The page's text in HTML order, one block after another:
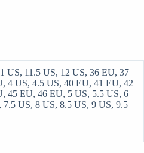
US, 11.5 US, 12 US, 36 EU, 37
4 US, 4.5 US, 40 EU, 41 EU, 42
45 EU, 46 EU, 5 US, 5.5 US, 6
7.5 US, 8 US, 8.5 US, 9 US, 9.5